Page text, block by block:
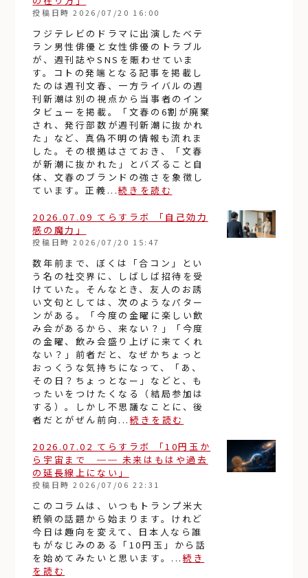
投稿日時 2026/07/20 16:00
フジテレビのドラマに出演したベテ
ラン男性俳優と女性俳優のトラブル
が、週刊誌やSNSを賑わせていま
す。コトの発端となる記事を掲載し
たのは週刊文春、一方ライバルの週
刊新潮は別の視点から当事者のイン
タビューを掲載。「文春の6割が廃棄
され、発行部数が週刊新潮に抜かれ
た」など、真偽不明の情報も流れま
した。その根拠はさておき、「文春
が新潮に抜かれた」とバズること自
体、文春のブランドの強さを象徴し
ています。正義...続きを読む
2026.07.09 てらすラボ 「自己効力
感の魔力」
投稿日時 2026/07/20 15:47
数年前まで、ぼくは「合コン」とい
う名の社交界に、しばしば招待を受
けていた。そんなとき、友人のお誘
い文句としては、次のようなパター
ンがある。「今度の金曜に楽しい飲
み会があるから、来ない？」「今度
の金曜、飲み会盛り上げに来てくれ
ない？」前者だと、なぜかちょっと
おっくうな気持ちになって、「あ、
その日？ちょっとなー」などと、も
ったいをつけたくなる（結局参加は
する）。しかし不思議なことに、後
者だとがぜん前向...続きを読む
2026.07.02 てらすラボ 「10円玉か
ら宇宙まで ── 未来はもはや過去
の延長線上にない」
投稿日時 2026/07/06 22:31
このコラムは、いつもトランプ米大
統領の話題から始まります。けれど
今日は趣向を変えて、日本人なら誰
もがなじみのある「10円玉」から話
を始めてみたいと思います。...続き
を読む